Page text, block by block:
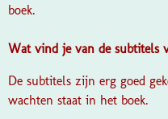
boek.
Wat vind je van de subtitels
De subtitels zijn erg goed
wachten staat in het boek.